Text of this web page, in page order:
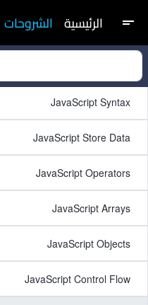
short_text الرئيسية الشروحات
JavaScript Syntax
JavaScript Store Data
JavaScript Operators
JavaScript Arrays
JavaScript Objects
JavaScript Control Flow